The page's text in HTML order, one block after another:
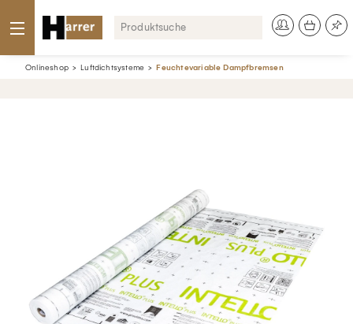
Onlineshop Luftdichtsysteme Feuchtevariable Dampfbremsen